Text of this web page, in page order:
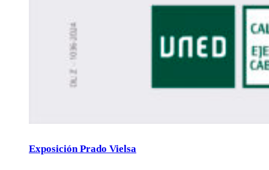
Exposición Prado Vielsa